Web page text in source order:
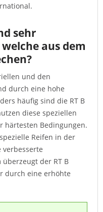
sehr
aus dem
und den
durch eine hohe
häufig sind die RT B
diese speziellen
härtesten Bedingungen.
Reifen in der
verbesserte
der RT B
durch eine erhöhte